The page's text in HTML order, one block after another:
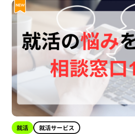
就活 就活サービス